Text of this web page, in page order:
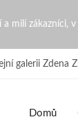
a milí zákazníci,
galerii Zdena
Domů